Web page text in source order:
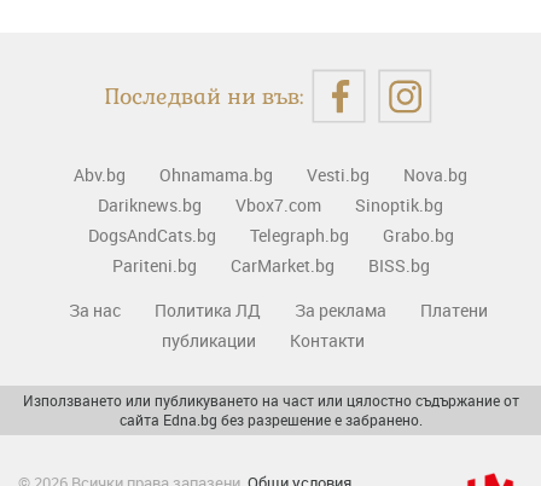
Последвай ни във:
Abv.bg Ohnamama.bg Vesti.bg
Nova.bg
Dariknews.bg
Vbox7.com
Sinoptik.bg
DogsAndCats.bg
Telegraph.bg
Grabo.bg
Pariteni.bg
CarMarket.bg
BISS.bg
За нас
Политика ЛД За реклама
Платени
публикации
Контакти
Използването или публикуването на част или цялостно съдържание от
сайта Edna.bg без разрешение е забранено.